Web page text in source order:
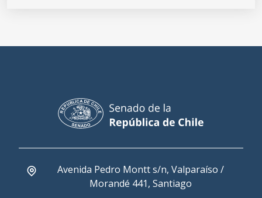
Avenida Pedro Montt s/n, Valparaíso /
Morandé 441, Santiago